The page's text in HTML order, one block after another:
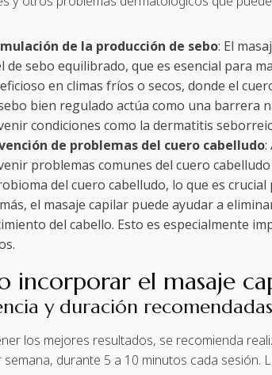
de la producción de sebo: El
de sebo equilibrado, que es esencial para
en climas fríos o secos, donde el
bien regulado actúa como una barrera
condiciones como la dermatitis
de problemas del cuero cabelludo:
problemas comunes del cuero
del cuero cabelludo, lo que es
el masaje capilar puede ayudar a
del cabello. Esto es especialmente
incorporar el masaje
y duración recomendadas
los mejores resultados, se recomienda
durante 5 a 10 minutos cada sesión.